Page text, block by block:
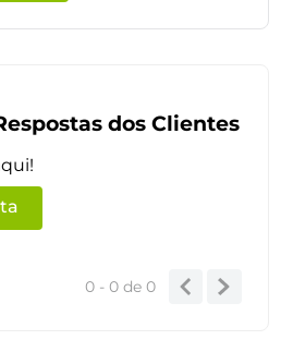
da nossa
atuação no mercado e DNA